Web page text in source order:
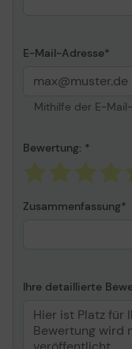
E-Mail-Adresse
Mithilfe der E-
Bewertung:
Zusammenfassung
Ihre detaillierte